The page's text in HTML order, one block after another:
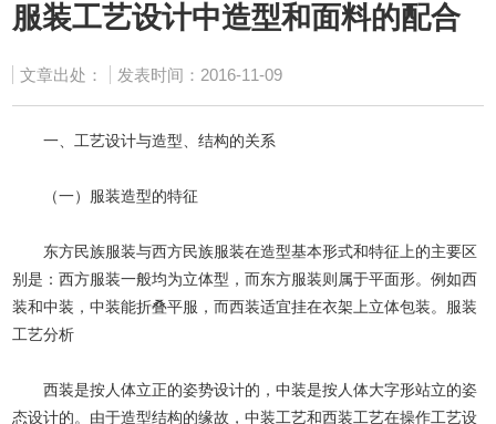
服装工艺设计中造型和面料的配合
文章出处： 发表时间：2016-11-09
一、工艺设计与造型、结构的关系
（一）服装造型的特征
东方民族服装与西方民族服装在造型基本形式和特征上的主要区
别是：西方服装一般均为立体型，而东方服装则属于平面形。例如西
装和中装，中装能折叠平服，而西装适宜挂在衣架上立体包装。 服装
工艺分析
西装是按人体立正的姿势设计的，中装是按人体大字形站立的姿
态设计的。由于造型结构的缘故，中装工艺和西装工艺在操作工艺设